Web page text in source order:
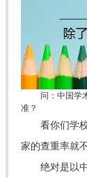
问：中国学
准？
看你们学
家的查重率就
绝对是以